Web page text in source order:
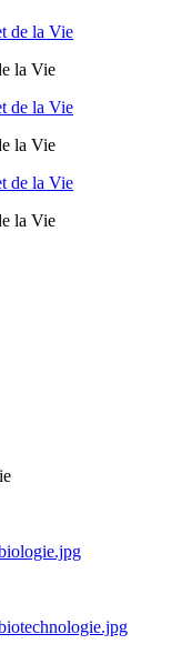
la Vie
la Vie
la Vie